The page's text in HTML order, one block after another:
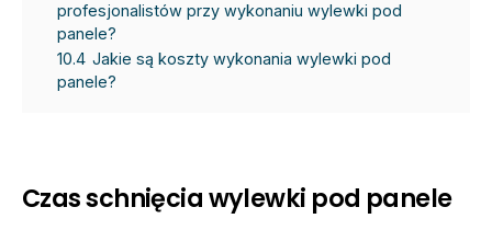
profesjonalistów przy wykonaniu wylewki pod
panele?
10.4 Jakie są koszty wykonania wylewki pod
panele?
Czas schnięcia wylewki pod panele